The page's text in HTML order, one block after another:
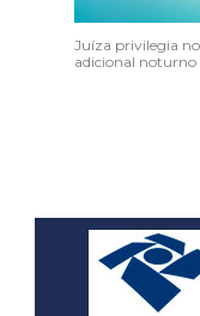
Juíza privilegia
adicional noturno